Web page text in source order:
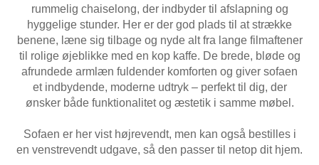
rummelig chaiselong, der indbyder til afslapning og
hyggelige stunder. Her er der god plads til at strække
benene, læne sig tilbage og nyde alt fra lange filmaftener
til rolige øjeblikke med en kop kaffe. De brede, bløde og
afrundede armlæn fuldender komforten og giver sofaen
et indbydende, moderne udtryk – perfekt til dig, der
ønsker både funktionalitet og æstetik i samme møbel.
Sofaen er her vist højrevendt, men kan også bestilles i
en venstrevendt udgave, så den passer til netop dit hjem.